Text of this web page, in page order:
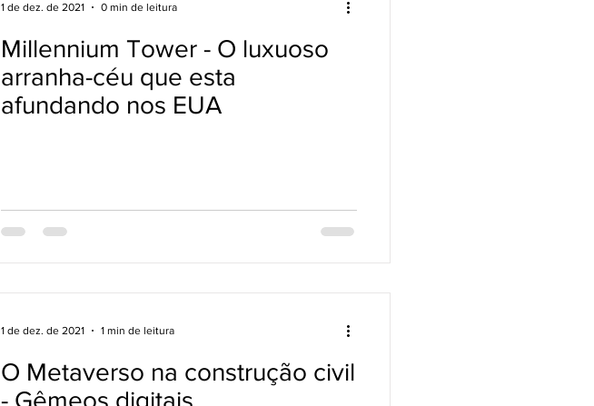
Millennium Tower - O luxuoso
arranha-céu que esta
afundando nos EUA
1 de dez. de 2021 0 min de leitura
O Metaverso na construção civil
- Gêmeos digitais
1 de dez. de 2021 1 min de leitura